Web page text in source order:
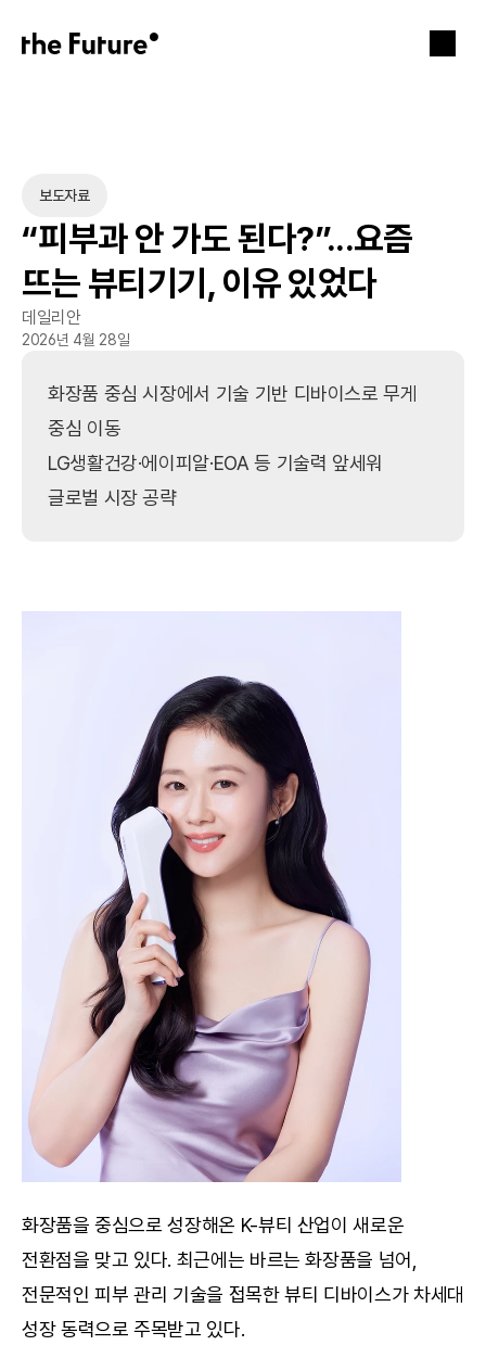
보도자료
“피부과 안 가도 된다?”...요즘
뜨는 뷰티기기, 이유 있었다
데일리안
2026년 4월 28일
화장품 중심 시장에서 기술 기반 디바이스로 무게
중심 이동
LG생활건강·에이피알·EOA 등 기술력 앞세워
글로벌 시장 공략
화장품을 중심으로 성장해온 K-뷰티 산업이 새로운
전환점을 맞고 있다. 최근에는 바르는 화장품을 넘어,
전문적인 피부 관리 기술을 접목한 뷰티 디바이스가 차세대
성장 동력으로 주목받고 있다.